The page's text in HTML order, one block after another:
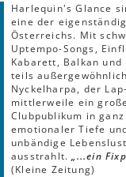
Harlequin's Glance
eine der
Österreichs. Mit
Uptempo-Songs,
Kabarett, Balkan
teils
Nyckelharpa, der
mittlerweile ein
Clubpublikum in
emotionaler Tiefe
unbändige
ausstrahlt. „...ein
(Kleine Zeitung)